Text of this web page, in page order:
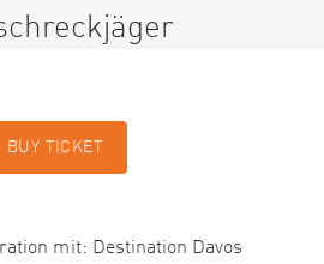
BUY TICKET
mit: Destination Davos